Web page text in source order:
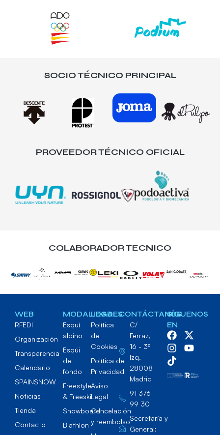
SOCIO TÉCNICO PRINCIPAL
PROVEEDOR TÉCNICO OFICIAL
COLABORADOR TECNICO
WEB
RFEDI
Organización
Transparencia
Calendario
SPAINSNOW
Noticias
Tienda
Contacto
MODALIDADES
Esquí
alpino
Esqúi
de
fondo
Freestyle
& Freeski
Snowboard
Biathlon
LEGAL
Política
de
Cookies
Política de
Privacidad
Aviso
Legal
Cancelación
y reembolso
CONTÁCTANOS
C/
Ferraz,
16 - 3º
Izq.
28008
Madrid
91 376
99 30
Secretaría y
General:
SÍGUENOS
EN